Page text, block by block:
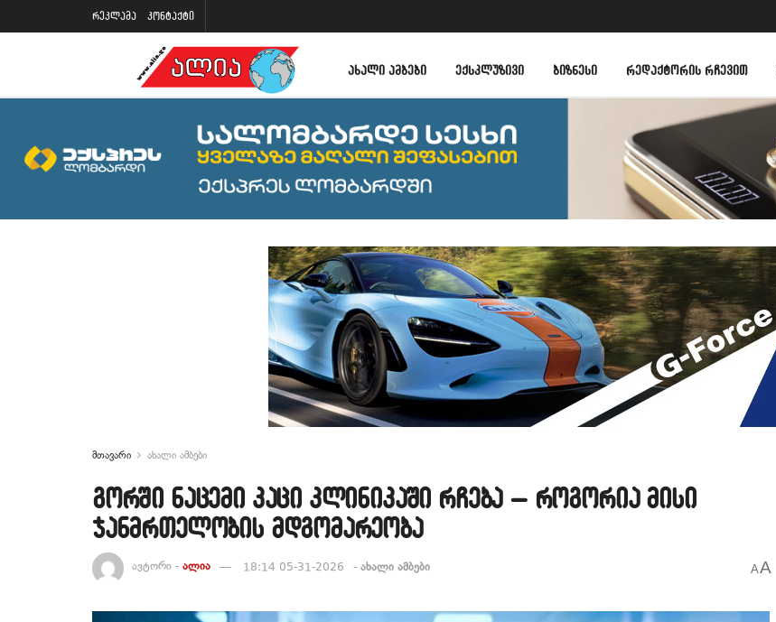
რეკლამა კონტაქტი
ᲐᲮᲐᲚᲘ ᲐᲛᲑᲔᲑᲘ ᲔᲥᲡᲙᲚᲣᲖᲘᲕᲘ ᲑᲘᲖᲜᲔᲡᲘ ᲠᲔᲓᲐᲥᲢᲝᲠᲘᲡ ᲠᲩᲔᲕᲘᲗ
მთავარი ახალი ამბები
გორში ნაცემი კაცი კლინიკაში რჩება – როგორია მისი
ჯანმრთელობის მდგომარეობა
ავტორი - ალია 18:14 05-31-2026 - ახალი ამბები AA